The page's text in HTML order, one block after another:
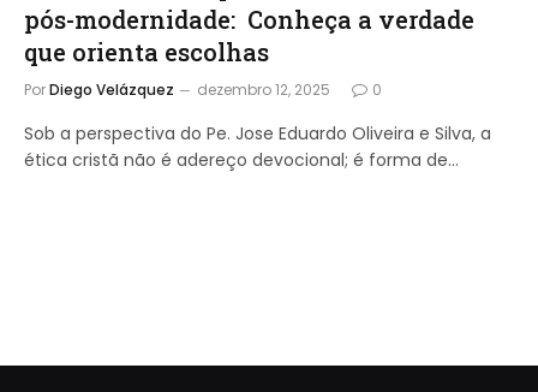
pós-modernidade: Conheça a verdade
que orienta escolhas
PorDiego Velázquez dezembro 12, 2025 0
Sob a perspectiva do Pe. Jose Eduardo Oliveira e Silva, a
ética cristã não é adereço devocional; é forma de…